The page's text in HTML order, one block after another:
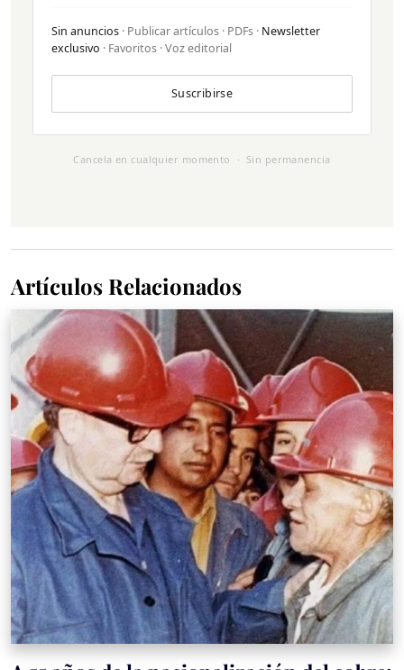
Sin anuncios · Publicar artículos · PDFs · Newsletter
exclusivo · Favoritos · Voz editorial
Suscribirse
Cancela en cualquier momento · Sin permanencia
Artículos Relacionados